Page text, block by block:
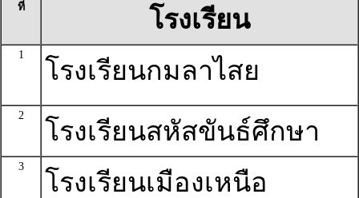
ที่ โรงเรียน
1
โรงเรียนกมลาไสย
2
โรงเรียนสหัสขันธ์ศึกษา
3
โรงเรียนเมืองเหนือ